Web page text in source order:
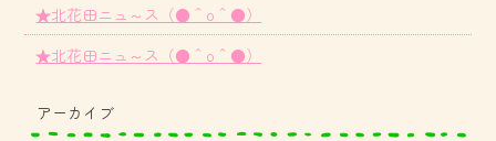
★北花田ニュ～ス（●＾o＾●）
★北花田ニュ～ス（●＾o＾●）
アーカイブ